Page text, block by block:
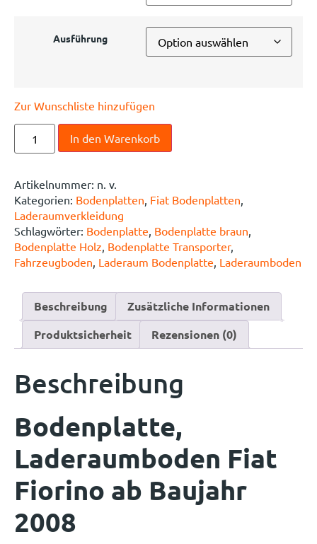
Ausführung
Zur Wunschliste hinzufügen
In den Warenkorb
Artikelnummer: n. v.
Kategorien: Bodenplatten Fiat Bodenplatten
Laderaumverkleidung
Schlagwörter: Bodenplatte Bodenplatte braun
Bodenplatte Holz Bodenplatte Transporter,
Fahrzeugboden Laderaum Bodenplatte Laderaumboden
Beschreibung
Zusätzliche Informationen
Produktsicherheit
Rezensionen (0)
Beschreibung
Bodenplatte,
Laderaumboden Fiat
Fiorino ab Baujahr
2008